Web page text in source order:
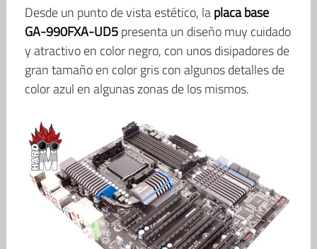
Desde un punto de vista estético, laplaca base
GA-990FXA-UD5presenta un diseño muy cuidado
y atractivo en color negro, con unos disipadores de
gran tamaño en color gris con algunos detalles de
color azul en algunas zonas de los mismos.